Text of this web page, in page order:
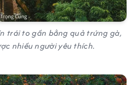
trái to gần bằng quả trứng gà,
nhiều người yêu thích.